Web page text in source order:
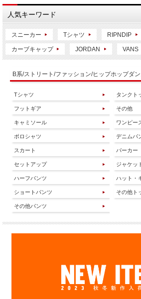
人気キーワード
スニーカー Tシャツ RIPNDIP
カーブキャップ JORDAN VANS
B系/ストリート/ファッション/ヒップホップダ
Tシャツ
フットギア
キャミソール
ポロシャツ
スカート
セットアップ
ハーフパンツ
ショートパンツ
その他パンツ
タンクト
その他
ワンピー
デニムパ
パーカー
ジャケッ
ハット・
その他ト